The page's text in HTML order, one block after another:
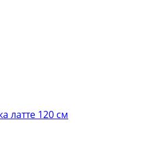
латте 120 см